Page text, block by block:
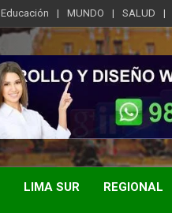
Educación MUNDO SALUD
LIMA SUR REGIONAL